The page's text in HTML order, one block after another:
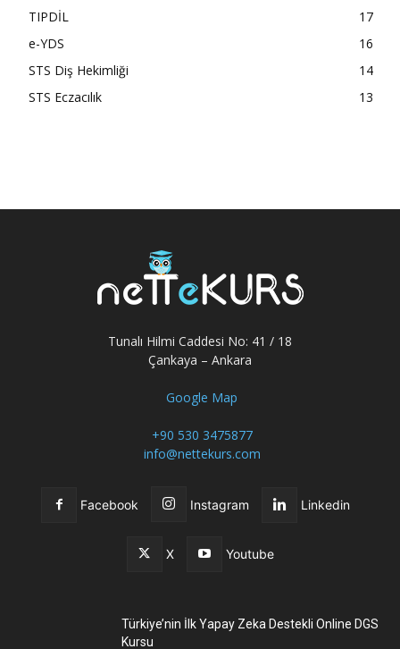
TIPDİL
17
e-YDS
16
STS Diş Hekimliği
14
STS Eczacılık
13
Tunalı Hilmi Caddesi No: 41 / 18
Çankaya – Ankara
Google Map
+90 530 3475877
info@nettekurs.com
Facebook Instagram Linkedin
X Youtube
Türkiye’nin İlk Yapay Zeka Destekli Online DGS
Kursu